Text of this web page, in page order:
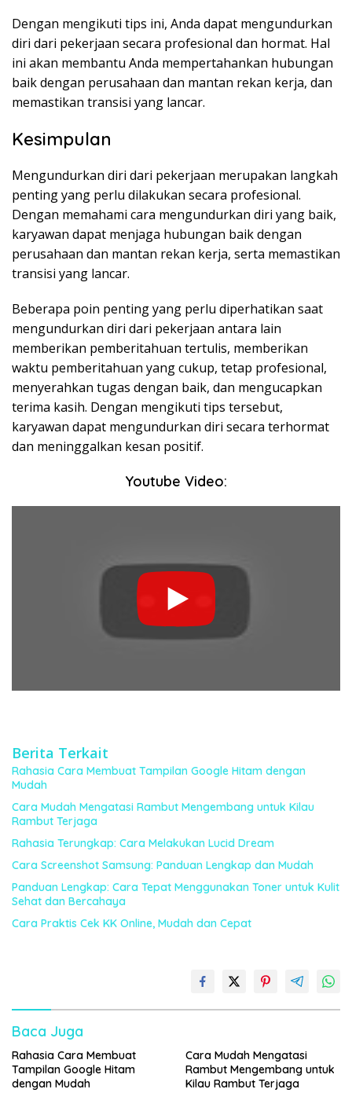
Dengan mengikuti tips ini, Anda dapat mengundurkan
diri dari pekerjaan secara profesional dan hormat. Hal
ini akan membantu Anda mempertahankan hubungan
baik dengan perusahaan dan mantan rekan kerja, dan
memastikan transisi yang lancar.
Kesimpulan
Mengundurkan diri dari pekerjaan merupakan langkah
penting yang perlu dilakukan secara profesional.
Dengan memahami cara mengundurkan diri yang baik,
karyawan dapat menjaga hubungan baik dengan
perusahaan dan mantan rekan kerja, serta memastikan
transisi yang lancar.
Beberapa poin penting yang perlu diperhatikan saat
mengundurkan diri dari pekerjaan antara lain
memberikan pemberitahuan tertulis, memberikan
waktu pemberitahuan yang cukup, tetap profesional,
menyerahkan tugas dengan baik, dan mengucapkan
terima kasih. Dengan mengikuti tips tersebut,
karyawan dapat mengundurkan diri secara terhormat
dan meninggalkan kesan positif.
Youtube Video:
Berita Terkait
Rahasia Cara Membuat Tampilan Google Hitam dengan
Mudah
Cara Mudah Mengatasi Rambut Mengembang untuk Kilau
Rambut Terjaga
Rahasia Terungkap: Cara Melakukan Lucid Dream
Cara Screenshot Samsung: Panduan Lengkap dan Mudah
Panduan Lengkap: Cara Tepat Menggunakan Toner untuk Kulit
Sehat dan Bercahaya
Cara Praktis Cek KK Online, Mudah dan Cepat
Baca Juga
Rahasia Cara Membuat
Tampilan Google Hitam
dengan Mudah
Cara Mudah Mengatasi
Rambut Mengembang untuk
Kilau Rambut Terjaga